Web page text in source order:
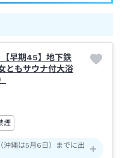
早期45】地下鉄
ともサウナ付大浴
煙
縄は5月6日）までに出